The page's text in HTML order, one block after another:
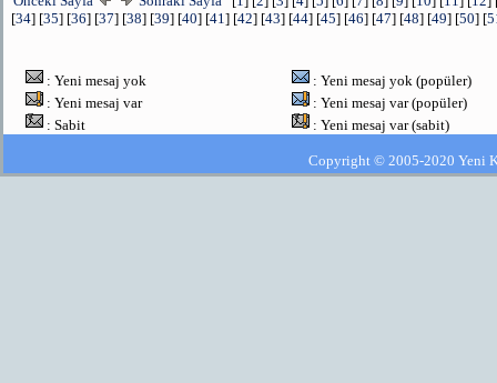
[34] [35] [36] [37] [38] [39] [40] [41] [42] [43] [44] [45] [46] [47] [48] [49] [50] [
: Yeni mesaj yok
: Yeni mesaj var
: Sabit
: Yeni mesaj yok (popüler)
: Yeni mesaj var (popüler)
: Yeni mesaj var (sabit)
Copyright © 2005-2020 Yeni